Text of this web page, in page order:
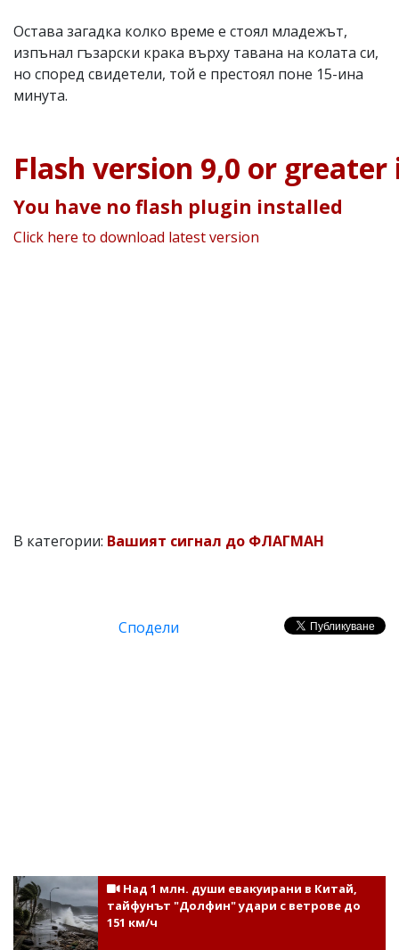
Остава загадка колко време е стоял младежът,
изпънал гъзарски крака върху тавана на колата си,
но според свидетели, той е престоял поне 15-ина
минута.
Flash version 9,0 or
You have no flash plugin installed
Click here to download latest version
В категории: Вашият сигнал до ФЛАГМАН
Сподели
Над 1 млн. души евакуирани в Китай,
тайфунът "Долфин" удари с ветрове до
151 км/ч